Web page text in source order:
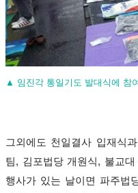
▲ 임진각 통일기도 발대식에 참
그외에도 천일결사 입재식
팀, 김포법당 개원식, 불교
행사가 있는 날이면 파주법